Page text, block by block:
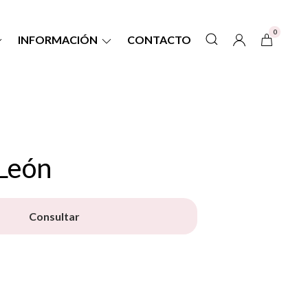
INFORMACIÓN CONTACTO
0
Consultar